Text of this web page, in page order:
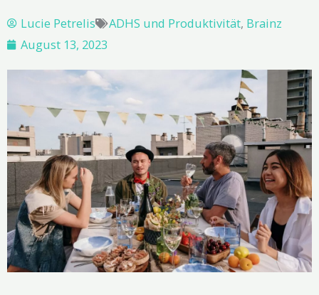
Lucie Petrelis
ADHS und Produktivität, Brainz
August 13, 2023